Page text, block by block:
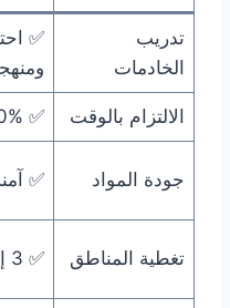
تدريب
الخادمات
✅
الالتزام بالوقت ✅ 100%
جودة المواد ✅
تغطية المناطق ✅ 3 إمارات